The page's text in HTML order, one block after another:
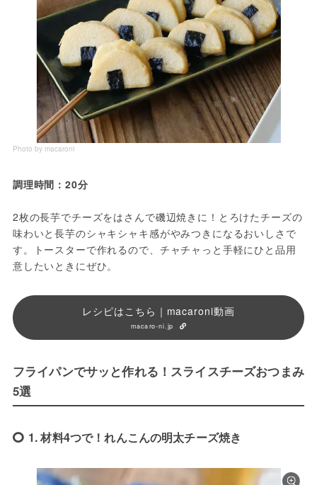
Photo by macaroni
調理時間：20分
2枚の長芋でチーズをはさんで磯辺焼きに！とろけたチーズの
味わいと長芋のシャキシャキ感がやみつきになるおいしさで
す。トースターで作れるので、チャチャっと手軽にひと品用
意したいときにぜひ。
レシピはこちら｜macaroni動画
macaro-ni.jp
フライパンでサッと作れる！スライスチーズおつまみ
5選
1. 材料4つで！れんこんの明太チーズ焼き